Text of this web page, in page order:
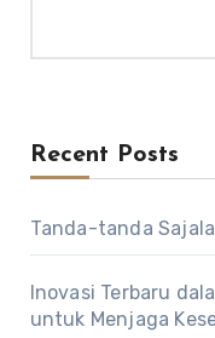
Recent Posts
Tanda-tanda
Inovasi Terbaru
untuk Menjaga